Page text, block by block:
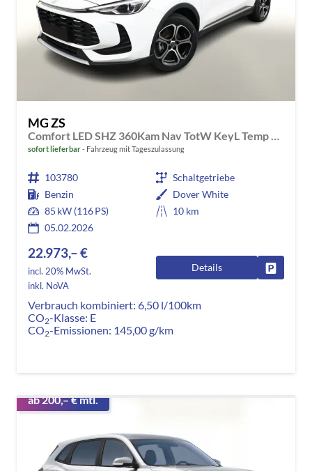
MG ZS
Comfort LED SHZ 360Kam Nav TotW KeyL Temp 17Z
sofort lieferbar Fahrzeug mit Tageszulassung
103780
Schaltgetriebe
Benzin
Dover White
85 kW (116 PS)
10 km
05.02.2026
22.973,– €
incl. 20% MwSt.
inkl. NoVA
Details
Verbrauch kombiniert: 6,50 l/100km
CO2-Klasse: E
CO2-Emissionen: 145,00 g/km
ab 200,– € mtl.